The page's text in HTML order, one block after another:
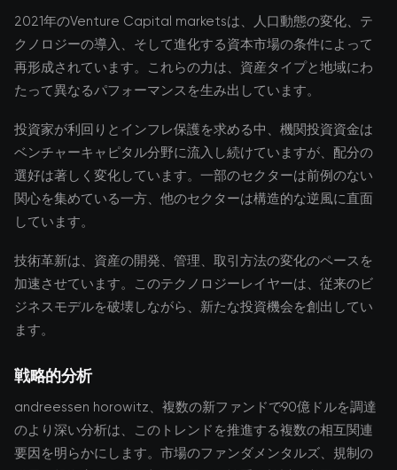
2021年のVenture Capital marketsは、人口動態の変化、テ
クノロジーの導入、そして進化する資本市場の条件によって
再形成されています。これらの力は、資産タイプと地域にわ
たって異なるパフォーマンスを生み出しています。
投資家が利回りとインフレ保護を求める中、機関投資資金は
ベンチャーキャピタル分野に流入し続けていますが、配分の
選好は著しく変化しています。一部のセクターは前例のない
関心を集めている一方、他のセクターは構造的な逆風に直面
しています。
技術革新は、資産の開発、管理、取引方法の変化のペースを
加速させています。このテクノロジーレイヤーは、従来のビ
ジネスモデルを破壊しながら、新たな投資機会を創出してい
ます。
戦略的分析
andreessen horowitz、複数の新ファンドで90億ドルを調達
のより深い分析は、このトレンドを推進する複数の相互関連
要因を明らかにします。市場のファンダメンタルズ、規制の